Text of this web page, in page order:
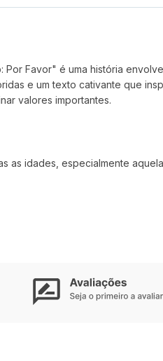
Favor" é uma história
e um texto cativante que
valores importantes.
as idades, especialmente